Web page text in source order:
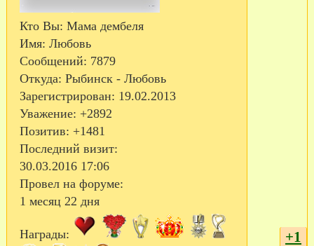
Кто Вы: Мама дембеля
Имя: Любовь
Сообщений: 7879
Откуда: Рыбинск - Любовь
Зарегистрирован: 19.02.2013
Уважение: +2892
Позитив: +1481
Последний визит:
30.03.2016 17:06
Провел на форуме:
1 месяц 22 дня
Награды: +1